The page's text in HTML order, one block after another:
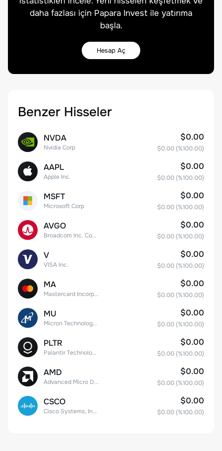
daha fazlası için Papara Invest ile yatırıma
başla.
Hesap Aç
Benzer Hisseler
NVDA
Nvidia Corp
$0.00
$0.00 (%100.00)
AAPL
Apple Inc.
$0.00
$0.00 (%100.00)
MSFT
Microsoft Corp
$0.00
$0.00 (%100.00)
AVGO
Broadcom Inc. Common Stock
$0.00
$0.00 (%100.00)
V
VISA Inc.
$0.00
$0.00 (%100.00)
MA
Mastercard Incorporated
$0.00
$0.00 (%100.00)
MU
Micron Technology, Inc.
$0.00
$0.00 (%100.00)
PLTR
Palantir Technologies Inc. Class A Common Stock
$0.00
$0.00 (%100.00)
AMD
Advanced Micro Devices
$0.00
$0.00 (%100.00)
CSCO
Cisco Systems, Inc. Common Stock (DE)
$0.00
$0.00 (%100.00)